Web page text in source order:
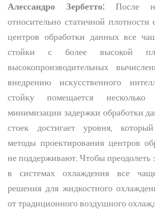
Алессандро Зербетто:После
относительно статичной плотности
центров обработки данных все
стойки с более высокой
высокопроизводительных
внедрению искусственного
стойку помещается
минимизации задержки обработки
стоек достигает уровня,
методы проектирования центров
не поддерживают. Чтобы преодолеть
в системах охлаждения все
решения для жидкостного
от традиционного воздушного